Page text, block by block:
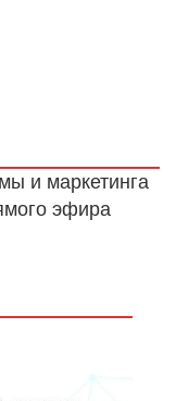
и маркетинга
эфира